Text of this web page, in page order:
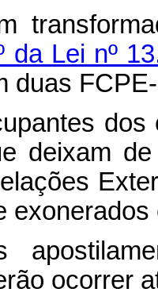
da Lei nº
duas
dos
deixam
ocorrer